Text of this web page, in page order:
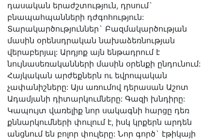
դասական երաժշտություն, դրսում`
բնապահպանների դժգոհություն:
Տարակարծություններ` Բազմակարծության
մասին օրենսդրական նախաձեռնության
վերաբերյալ: Արդյոք այն ենթադրում է
նույնասեռականների մասին օրենքի ընդունում:
Հայկական արժեքներն ու եվրոպական
չափանիշները: Այս առումով դերասան Աշոտ
Ադամյանի դիտարկումները: Գազի խնդիրը:
Կապույտ վառելիք նոր սակագնի հարցը դեռ
քննարկումների փուլում է, իսկ կրքերն արդեն
անցնում են բոլոր փուլերը: Նոր գործ` էթիկայի